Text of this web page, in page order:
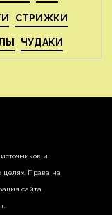
СТРИЖКИ
ЧУДАКИ
и
целях. Права на
сайта